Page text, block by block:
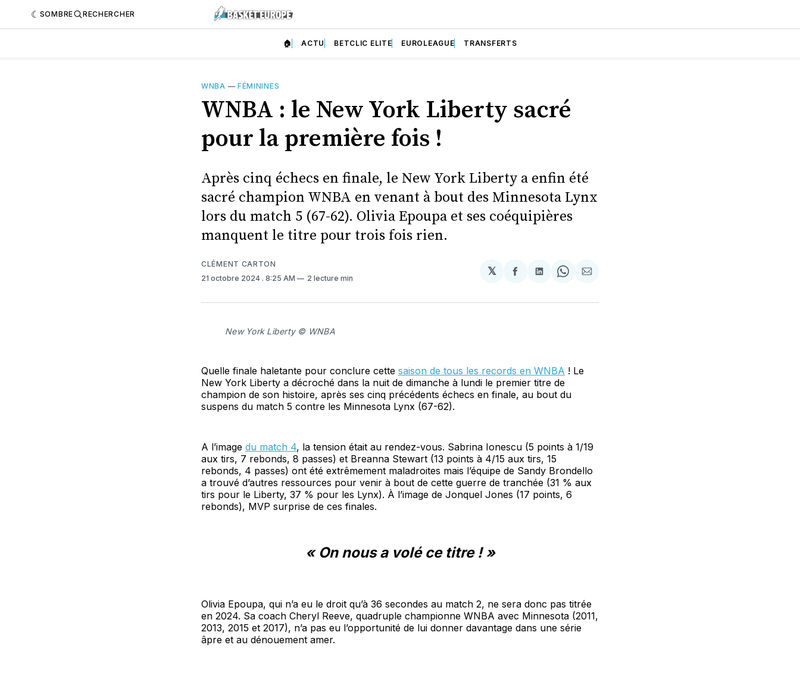
SOMBRE RECHERCHER
🏠 ACTU BETCLIC ELITE EUROLEAGUE TRANSFERTS
WNBA — FÉMININES
WNBA : le New York Liberty sacré
pour la première fois !
Après cinq échecs en finale, le New York Liberty a enfin été
sacré champion WNBA en venant à bout des Minnesota Lynx
lors du match 5 (67-62). Olivia Epoupa et ses coéquipières
manquent le titre pour trois fois rien.
CLÉMENT CARTON
21 octobre 2024 . 8:25 AM 2 lecture min
𝕏
Partager
Facebook
Partager
LinkedIn
Share
WhatsApp
Partager
Courriel
New York Liberty © WNBA
Quelle finale haletante pour conclure cette saison de tous les records en WNBA ! Le
New York Liberty a décroché dans la nuit de dimanche à lundi le premier titre de
champion de son histoire, après ses cinq précédents échecs en finale, au bout du
suspens du match 5 contre les Minnesota Lynx (67-62).
A l’image du match 4, la tension était au rendez-vous. Sabrina Ionescu (5 points à 1/19
aux tirs, 7 rebonds, 8 passes) et Breanna Stewart (13 points à 4/15 aux tirs, 15
rebonds, 4 passes) ont été extrêmement maladroites mais l’équipe de Sandy Brondello
a trouvé d’autres ressources pour venir à bout de cette guerre de tranchée (31 % aux
tirs pour le Liberty, 37 % pour les Lynx). À l’image de Jonquel Jones (17 points, 6
rebonds), MVP surprise de ces finales.
« On nous a volé ce titre ! »
Olivia Epoupa, qui n’a eu le droit qu’à 36 secondes au match 2, ne sera donc pas titrée
en 2024. Sa coach Cheryl Reeve, quadruple championne WNBA avec Minnesota (2011,
2013, 2015 et 2017), n’a pas eu l’opportunité de lui donner davantage dans une série
âpre et au dénouement amer.